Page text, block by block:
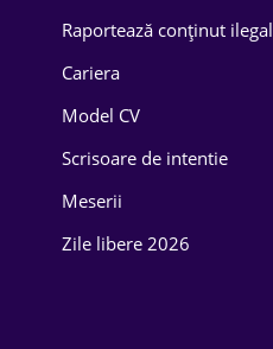
Educație / Training
Energetică
Farma
Raportează conținut ilegal
Cariera
Model CV
Scrisoare de intentie
Meserii
Zile libere 2026